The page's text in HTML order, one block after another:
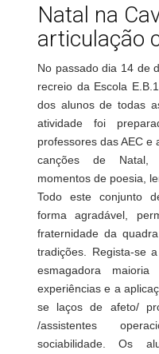
Natal na
articulação
No passado dia 14 de
recreio da Escola
dos alunos de todas
atividade foi
professores das AEC e
canções de Natal,
momentos de poesia,
Todo este conjunto
forma agradável,
fraternidade da
tradições. Regista-se
esmagadora
experiências e a
se laços de afeto/
/assistentes
sociabilidade. Os